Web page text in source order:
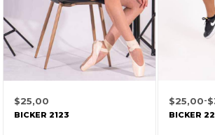
$25,00
BICKER 2123
$25,00-$
BICKER